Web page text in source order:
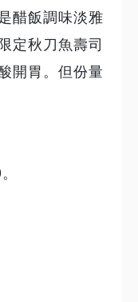
醋飯調味淡雅
定秋刀魚壽司
開胃。但份量